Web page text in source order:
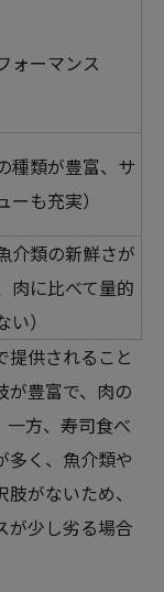
ォーマンス
種類が豊富、サ
ーも充実）
介類の新鮮さが
肉に比べて量的
）
提供されること
が豊富で、肉の
一方、寿司食べ
多く、魚介類や
がないため、
が少し劣る場合